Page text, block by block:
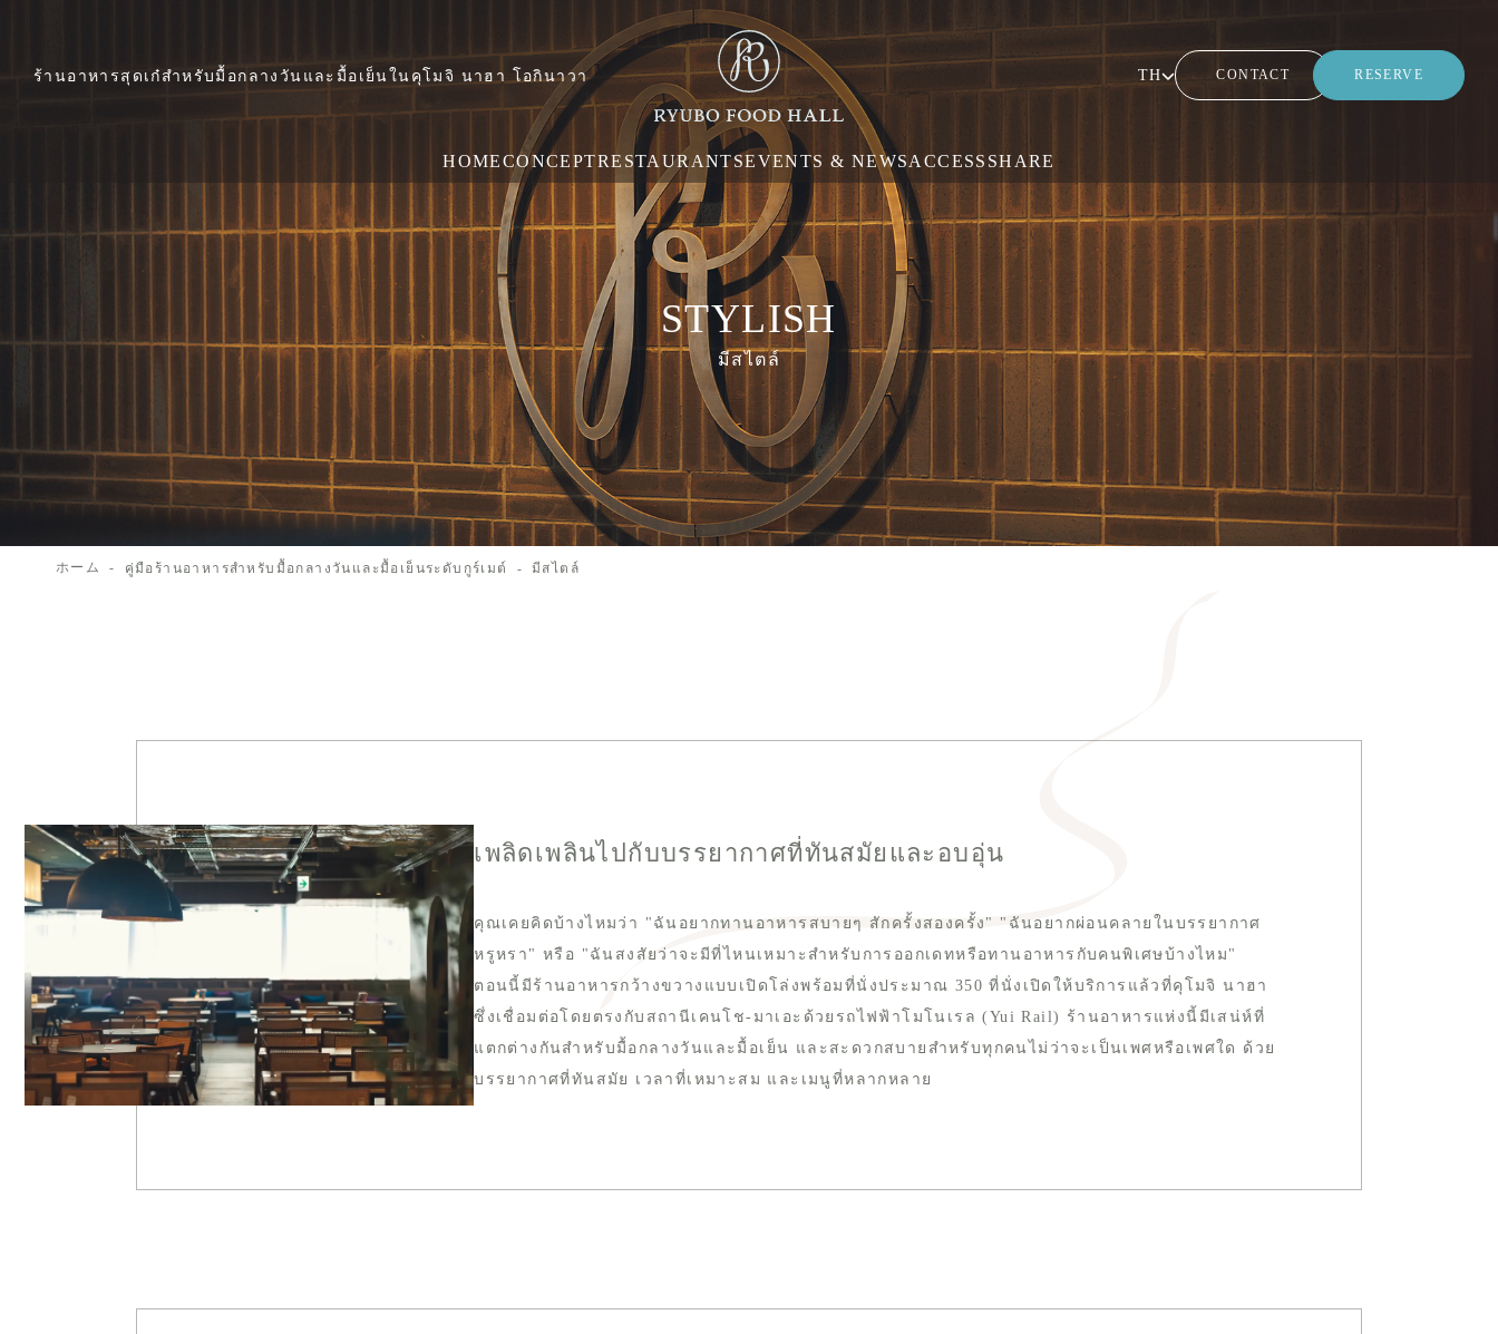
ร้านอาหารสุดเก๋สำหรับมื้อกลางวันและมื้อเย็นในคุโมจิ นาฮา โอกินาวา TH CONTACT RESERVE
HOMECONCEPTRESTAURANTSEVENTS & NEWSACCESS SHARE
STYLISH
มีสไตล์
ホーム คู่มือร้านอาหารสำหรับมื้อกลางวันและมื้อเย็นระดับกูร์เมต์ มีสไตล์
เพลิดเพลินไปกับบรรยากาศที่ทันสมัยและอบอุ่น
คุณเคยคิดบ้างไหมว่า "ฉันอยากทานอาหารสบายๆ สักครั้งสองครั้ง" "ฉันอยากผ่อนคลายในบรรยากาศ
หรูหรา" หรือ "ฉันสงสัยว่าจะมีที่ไหนเหมาะสำหรับการออกเดทหรือทานอาหารกับคนพิเศษบ้างไหม"
ตอนนี้มีร้านอาหารกว้างขวางแบบเปิดโล่งพร้อมที่นั่งประมาณ 350 ที่นั่งเปิดให้บริการแล้วที่คุโมจิ นาฮา
ซึ่งเชื่อมต่อโดยตรงกับสถานีเคนโช-มาเอะด้วยรถไฟฟ้าโมโนเรล (Yui Rail) ร้านอาหารแห่งนี้มีเสน่ห์ที่
แตกต่างกันสำหรับมื้อกลางวันและมื้อเย็น และสะดวกสบายสำหรับทุกคนไม่ว่าจะเป็นเพศหรือเพศใด ด้วย
บรรยากาศที่ทันสมัย ​​เวลาที่เหมาะสม และเมนูที่หลากหลาย